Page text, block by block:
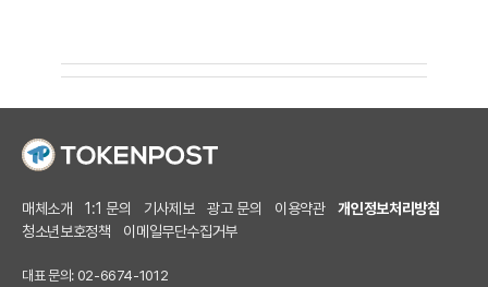
매체소개 1:1 문의 기사제보 광고 문의 이용약관
개인정보처리방침
청소년보호정책
이메일무단수집거부
대표 문의: 02-6674-1012